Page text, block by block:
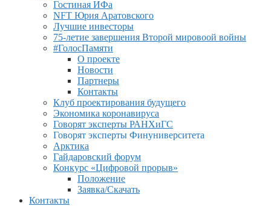
Гостиная ИФа
NFT Юрия Аратовского
Лучшие инвесторы
75-летие завершения Второй мировоой войны
#ГолосПамяти
О проекте
Новости
Партнеры
Контакты
Клуб проектирования будущего
Экономика коронавируса
Говорят эксперты РАНХиГС
Говорят эксперты Финуниверситета
Арктика
Гайдаровский форум
Конкурс «Цифровой прорыв»
Положение
Заявка/Скачать
Контакты